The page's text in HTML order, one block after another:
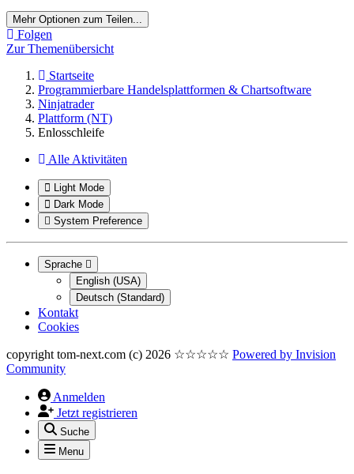
Mehr Optionen zum Teilen...
Folgen
Zur Themenübersicht
Startseite
Programmierbare Handelsplattformen & Chartsoftware
Ninjatrader
Plattform (NT)
Enlosschleife
Alle Aktivitäten
Light Mode
Dark Mode
System Preference
Sprache
English (USA)
Deutsch (Standard)
Kontakt
Cookies
copyright tom-next.com (c) 2026 ☆☆☆☆☆ Powered by Invision
Community
Anmelden
Jetzt registrieren
Suche
Menu